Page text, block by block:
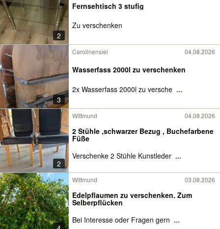
2
Fernsehtisch 3 stufig
Zu verschenken
3
Carolinensiel 04.08.2026
Wasserfass 2000l zu verschenken
2x Wasserfass 2000l zu versche ...
2
Wittmund 04.08.2026
2 Stühle ,schwarzer Bezug , Buchefarbene
Füße
Verschenke 2 Stühle Kunstleder ...
Wittmund 03.08.2026
Edelpflaumen zu verschenken. Zum
Selberpflücken
Bei Interesse oder Fragen gern ...